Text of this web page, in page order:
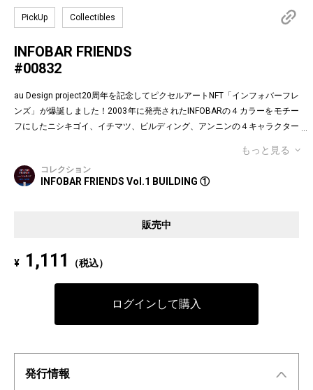
PickUp Collectibles
INFOBAR FRIENDS
#00832
au Design project20周年を記念してピクセルアートNFT「インフォバーフレ
ンズ」が爆誕しました！2003年に発売されたINFOBARの４カラーをモチー
フにしたニシキゴイ、イチマツ、ビルディング、アンニンの４キャラクター
れていた懐かしの絵文字！第１弾は全て絵柄の異なるaDp20thロゴ入り特別
版です。「キャラクター×表情×背景色」の組み合わせパターンは3,200種類
♪あなたのお気に入りはどれですか？
Pixel art NFT "INFOBAR Friends" was created to commemorate the 20th a
3. The expressions on the INFOBAR FRIENDS' faces are nostalgic pictogra
mbination patterns of "character x expression x background color."
もっと見る
コレクション
INFOBAR FRIENDS Vol.1 BUILDING ①
販売中
¥ 1,111 （税込）
ログインして購入
発行情報